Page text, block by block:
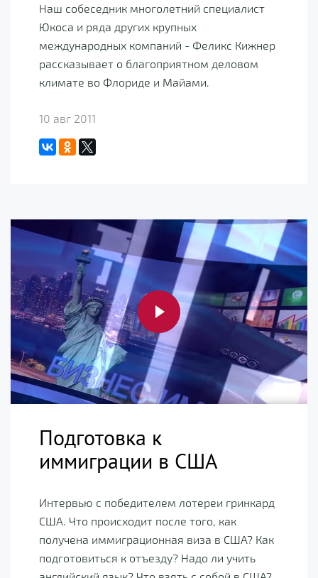
Наш собеседник многолетний специалист
Юкоса и ряда других крупных
международных компаний - Феликс Кижнер
рассказывает о благоприятном деловом
климате во Флориде и Майами.
10 авг 2011
Подготовка к
иммиграции в США
Интервью с победителем лотереи гринкард
США. Что происходит после того, как
получена иммиграционная виза в США? Как
подготовиться к отъезду? Надо ли учить